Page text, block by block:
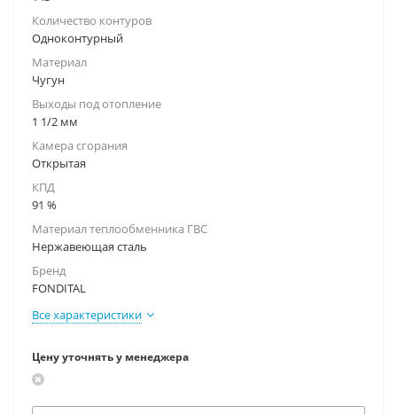
Количество контуров
Одноконтурный
Материал
Чугун
Выходы под отопление
1 1/2 мм
Камера сгорания
Открытая
КПД
91 %
Материал теплообменника ГВС
Нержавеющая сталь
Бренд
FONDITAL
Все характеристики
Цену уточнять у менеджера